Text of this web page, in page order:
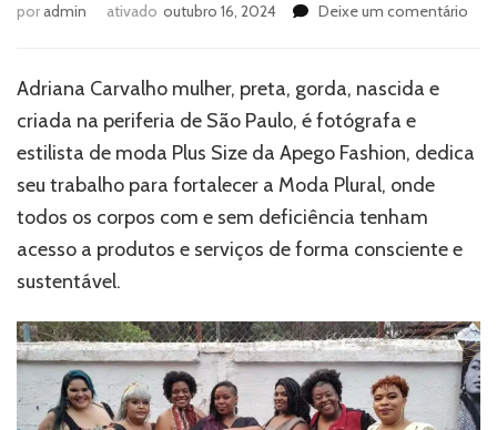
poradmin ativado outubro 16, 2024 Deixe um comentário
para
Adriana Carvalho mulher, preta, gorda, nascida e
criada na periferia de São Paulo, é fotógrafa e
estilista de moda Plus Size da Apego Fashion, dedica
seu trabalho para fortalecer a Moda Plural, onde
todos os corpos com e sem deficiência tenham
acesso a produtos e serviços de forma consciente e
sustentável.